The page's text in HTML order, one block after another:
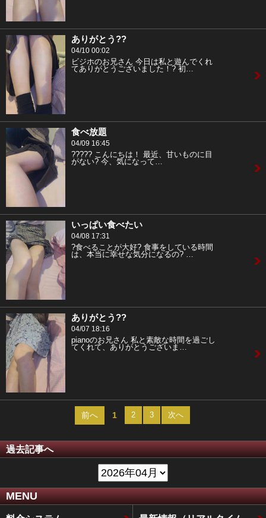
ありがとう??
04/10 00:02
ビジホのお兄さん 今日は私と遊んでくれ
てありがとうございました！? 初…
食べ放題
04/09 16:45
????? こんにちは！ 最近、甘いものに目
がない? 今、気になって…
いっぱい食べたい
04/08 17:31
?食べることが大好? 食事をしている時間
は、本当に幸せな気分になるの? …
ありがとう??
04/07 18:16
pianoのお兄さん 私と素敵な時間を過ごし
てくれて、ありがとうございま…
前へ 1 2 3 次へ
過去記事へ
MENU